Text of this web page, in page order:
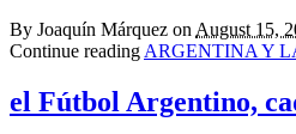
By Joaquín Márquez on August 15,
Continue reading ARGENTINA Y
el Fútbol Argentino,